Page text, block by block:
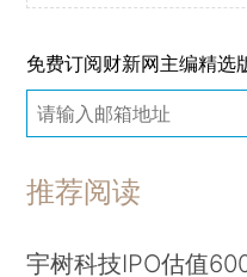
免费订阅财新网主编精选
推荐阅读
宇树科技IPO估值